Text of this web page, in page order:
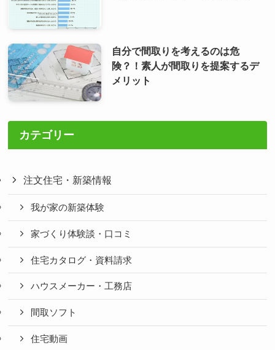
自分で間取りを考えるのは危
険？！素人が間取りを提案するデ
メリット
カテゴリー
注文住宅・新築情報
我が家の新築体験
家づくり体験談・口コミ
住宅カタログ・資料請求
ハウスメーカー・工務店
間取ソフト
住宅動画